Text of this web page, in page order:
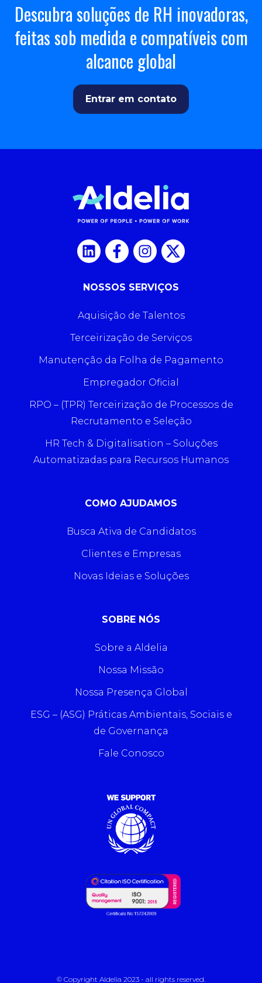
Descubra soluções de RH inovadoras,
feitas sob medida e compatíveis com
alcance global
Entrar em contato
NOSSOS SERVIÇOS
Aquisição de Talentos
Terceirização de Serviços
Manutenção da Folha de Pagamento
Empregador Oficial
RPO – (TPR) Terceirização de Processos de
Recrutamento e Seleção
HR Tech & Digitalisation – Soluções
Automatizadas para Recursos Humanos
COMO AJUDAMOS
Busca Ativa de Candidatos
Clientes e Empresas
Novas Ideias e Soluções
SOBRE NÓS
Sobre a Aldelia
Nossa Missão
Nossa Presença Global
ESG – (ASG) Práticas Ambientais, Sociais e
de Governança
Fale Conosco
© Copyright Aldelia 2023 - all rights reserved.